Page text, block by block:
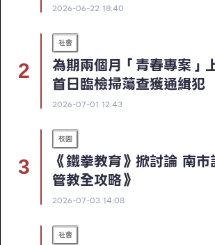
2026-06-22 18:40
社會
為期兩個月「青春專案」
首日臨檢掃蕩查獲通緝犯
2026-07-01 12:43
校園
《鐵拳教育》掀討論 南
管教全攻略》
2026-07-03 14:08
社會